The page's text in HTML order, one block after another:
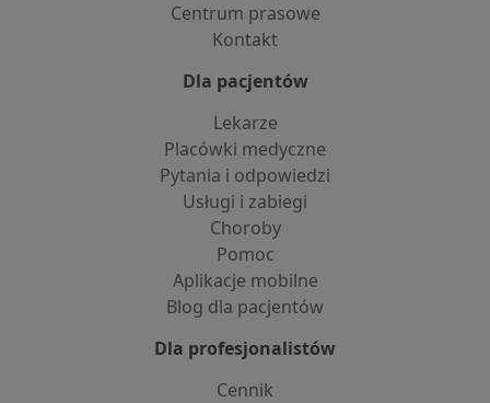
Centrum prasowe
Kontakt
Dla pacjentów
Lekarze
Placówki medyczne
Pytania i odpowiedzi
Usługi i zabiegi
Choroby
Pomoc
Aplikacje mobilne
Blog dla pacjentów
Dla profesjonalistów
Cennik